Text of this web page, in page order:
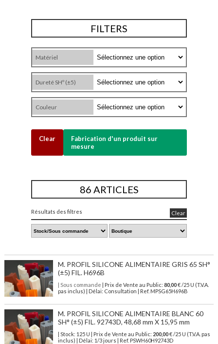
FILTERS
Matériel
Dureté SHº (±5)
Couleur
Clear
Fabrication d'un produit sur
mesure
86 ARTICLES
Résultats des filtres Clear
M. PROFIL SILICONE ALIMENTAIRE GRIS 65 SH°
(±5) FIL. H696B
| Sous commande | Prix de Vente au Public: 80,00€ /25 U (T.V.A.
pas inclus) | Délai: Consultation | Ref. MPSG65H696B
M. PROFIL SILICONE ALIMENTAIRE BLANC 60
SH° (±5) FIL. 92743D, 48,68 mm X 15,95 mm
| Stock: 125 U | Prix de Vente au Public: 200,00€/25 U (T.V.A. pas
inclus)
| Délai: 1/3 jours | Ref. PSWH60H92743D